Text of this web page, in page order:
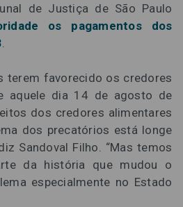
de Justiça de São Paulo
os pagamentos dos
terem favorecido os credores
aquele dia 14 de agosto de
dos credores alimentares
dos precatórios está longe
Sandoval Filho. “Mas temos
da história que mudou o
especialmente no Estado